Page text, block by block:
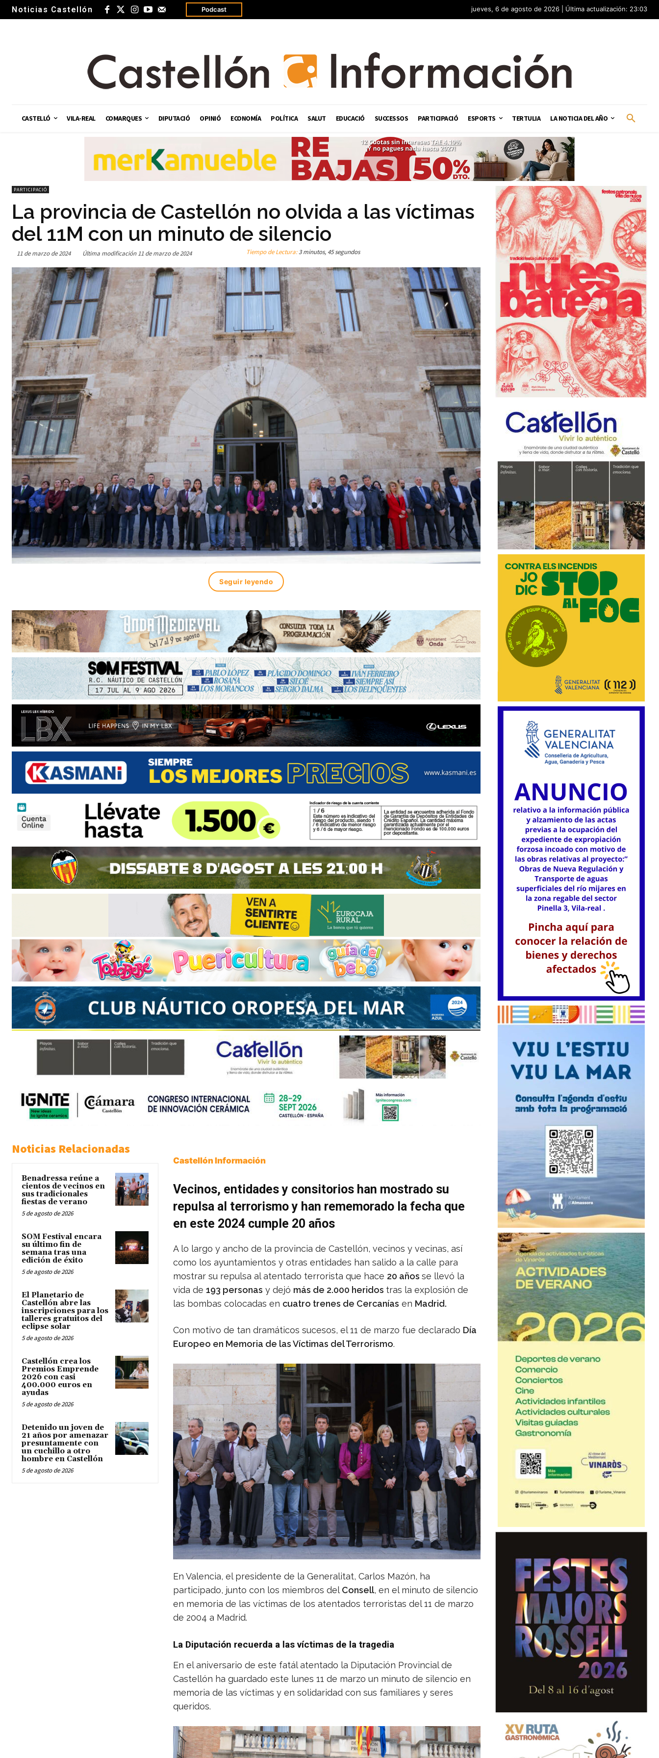
Noticias Castellón Podcast jueves, 6 de agosto de 2026 | Última actualización: 23:03
CASTELLÓ VILA-REAL COMARQUES DIPUTACIÓ OPINIÓ ECONOMÍA POLÍTICA SALUT EDUCACIÓ SUCCESSOS PARTICIPACIÓ ESPORTS TERTULIA LA NOTICIA DEL AÑO
PARTICIPACIÓ
La provincia de Castellón no olvida a las víctimas
del 11M con un minuto de silencio
11 de marzo de 2024 Última modificación 11 de marzo de 2024 Tiempo de Lectura:3 minutos, 45 segundos
Seguir leyendo
Noticias Relacionadas
Benadressa reúne a
cientos de vecinos en
sus tradicionales
fiestas de verano
5 de agosto de 2026
SOM Festival encara
su último fin de
semana tras una
edición de éxito
5 de agosto de 2026
El Planetario de
Castellón abre las
inscripciones para los
talleres gratuitos del
eclipse solar
5 de agosto de 2026
Castellón crea los
Premios Emprende
2026 con casi
400.000 euros en
ayudas
5 de agosto de 2026
Detenido un joven de
21 años por amenazar
presuntamente con
un cuchillo a otro
hombre en Castellón
5 de agosto de 2026
Castellón Información
Vecinos, entidades y consitorios han mostrado su
repulsa al terrorismo y han rememorado la fecha que
en este 2024 cumple 20 años
A lo largo y ancho de la provincia de Castellón, vecinos y vecinas, así
como los ayuntamientos y otras entidades han salido a la calle para
mostrar su repulsa al atentado terrorista que hace 20 años se llevó la
vida de 193 personas y dejó más de 2.000 heridos tras la explosión de
las bombas colocadas en cuatro trenes de Cercanías en Madrid.
Con motivo de tan dramáticos sucesos, el 11 de marzo fue declarado Día
Europeo en Memoria de las Víctimas del Terrorismo.
En Valencia, el presidente de la Generalitat, Carlos Mazón, ha
participado, junto con los miembros delConsell, en el minuto de silencio
en memoria de las víctimas de los atentados terroristas del 11 de marzo
de 2004 a Madrid.
La Diputación recuerda a las víctimas de la tragedia
En el aniversario de este fatál atentado la Diputación Provincial de
Castellón ha guardado este lunes 11 de marzo un minuto de silencio en
memoria de las víctimas y en solidaridad con sus familiares y seres
queridos.